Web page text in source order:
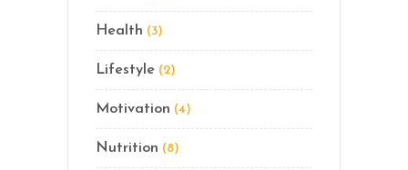
Health (3)
Lifestyle (2)
Motivation (4)
Nutrition (8)